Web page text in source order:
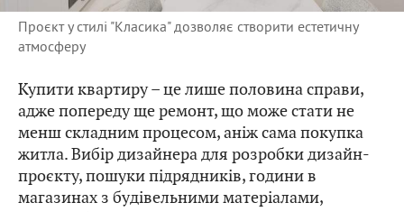
Проєкт у стилі "Класика" дозволяє створити естетичну
атмосферу
Купити квартиру – це лише половина справи,
адже попереду ще ремонт, що може стати не
менш складним процесом, аніж сама покупка
житла. Вибір дизайнера для розробки дизайн-
проєкту, пошуки підрядників, години в
магазинах з будівельними матеріалами,